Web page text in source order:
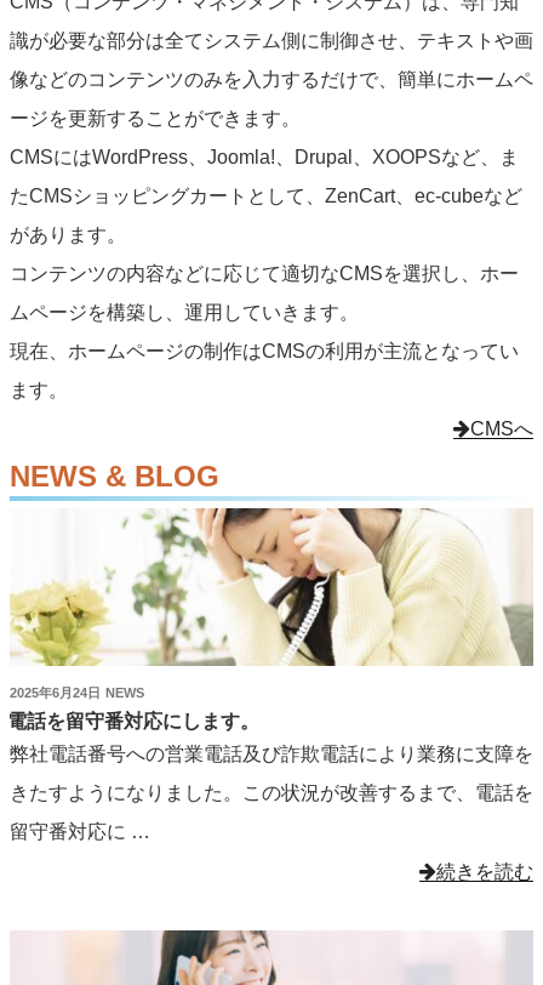
識が必要な部分は全てシステム側に制御させ、テキストや画
像などのコンテンツのみを入力するだけで、簡単にホームペ
ージを更新することができます。
CMSにはWordPress、Joomla!、Drupal、XOOPSなど、ま
たCMSショッピングカートとして、ZenCart、ec-cubeなど
があります。
コンテンツの内容などに応じて適切なCMSを選択し、ホー
ムページを構築し、運用していきます。
現在、ホームページの制作はCMSの利用が主流となってい
ます。
CMSへ
NEWS & BLOG
投
稿
日:
2025年6月24日 NEWS
電話を留守番対応にします。
弊社電話番号への営業電話及び詐欺電話により業務に支障を
きたすようになりました。この状況が改善するまで、電話を
留守番対応に …
"電
続きを読む